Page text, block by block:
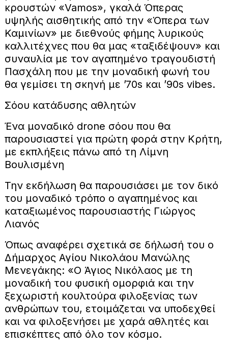
κρουστών «Vamos», γκαλά Όπερας
υψηλής αισθητικής από την «Όπερα των
Καμινίων» με διεθνούς φήμης λυρικούς
καλλιτέχνες που θα μας «ταξιδέψουν» και
συναυλία με τον αγαπημένο τραγουδιστή
Πασχάλη που με την μοναδική φωνή του
θα γεμίσει τη σκηνή με ’70s και ’90s vibes.
Σόου κατάδυσης αθλητών
Ένα μοναδικό drone σόου που θα
παρουσιαστεί για πρώτη φορά στην Κρήτη,
με εκπλήξεις πάνω από τη Λίμνη
Βουλισμένη
Την εκδήλωση θα παρουσιάσει με τον δικό
του μοναδικό τρόπο ο αγαπημένος και
καταξιωμένος παρουσιαστής Γιώργος
Λιανός
Όπως αναφέρει σχετικά σε δήλωσή του ο
Δήμαρχος Αγίου Νικολάου Μανώλης
Μενεγάκης: «O Άγιος Νικόλαος με τη
μοναδική του φυσική ομορφιά και την
ξεχωριστή κουλτούρα φιλοξενίας των
ανθρώπων του, ετοιμάζεται να υποδεχθεί
και να φιλοξενήσει με χαρά αθλητές και
επισκέπτες από όλο τον κόσμο.